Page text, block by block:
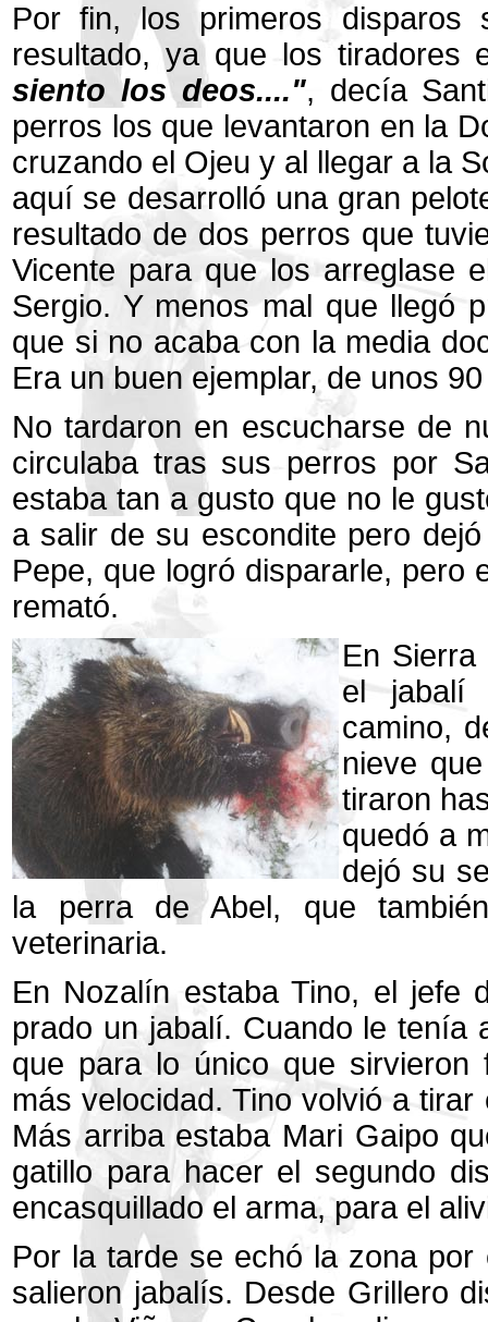
Por fin, los primeros
resultado, ya que los tiradores
siento los deos....", decía
perros los que levantaron en la
cruzando el Ojeu y al llegar a la
aquí se desarrolló una gran
resultado de dos perros que
Vicente para que los arreglase
Sergio. Y menos mal que llegó
que si no acaba con la media
Era un buen ejemplar, de unos
No tardaron en escucharse de
circulaba tras sus perros por
estaba tan a gusto que no le
a salir de su escondite pero
Pepe, que logró dispararle, pero
remató.
En
el jabalí
camino,
nieve
tiraron
quedó a
dejó su
la perra de Abel, que
veterinaria.
En Nozalín estaba Tino, el jefe
prado un jabalí. Cuando le tenía
que para lo único que
más velocidad. Tino volvió a
Más arriba estaba Mari Gaipo
gatillo para hacer el segundo
encasquillado el arma, para el
Por la tarde se echó la zona
salieron jabalís. Desde Grillero